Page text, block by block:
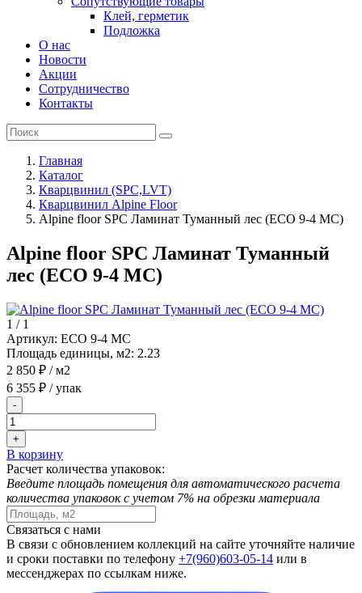
Клей, герметик
Подложка
О нас
Новости
Акции
Сотрудничество
Контакты
Главная
Каталог
Кварцвинил (SPC,LVT)
Кварцвинил Alpine Floor
Alpine floor SPC Ламинат Туманный лес (ECO 9-4 MC)
Alpine floor SPC Ламинат Туманный
лес (ECO 9-4 MC)
1 / 1
Артикул: ECO 9-4 MC
Площадь единицы, м2: 2.23
2 850 ₽ / м2
6 355 ₽ / упак
-
+
В корзину
Расчет количества упаковок:
Введите площадь помещения для автоматического расчета
количества упаковок с учетом 7% на обрезки материала
Связаться с нами
В связи с обновлением коллекций на сайте уточняйте наличие
и сроки поставки по телефону +7(960)603-05-14 или в
мессенджерах по ссылкам ниже.